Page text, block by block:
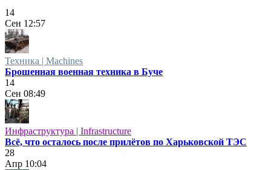
14
Сен 12:57
Техника | Machines
Брошенная военная техника в Буче
14
Сен 08:49
Инфраструктура | Infrastructure
Всё, что осталось после прилётов по Харьковской ТЭС
28
Апр 10:04